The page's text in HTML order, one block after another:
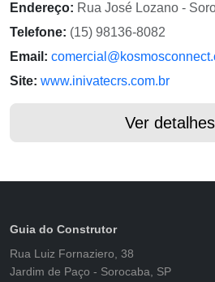
Endereço: Rua José Lozano -
Telefone: (15) 98136-8082
Email:
Site: www.inivatecrs.com.br
Ver detalhes
Guia do Construtor
Rua Luiz Fornaziero, 38
Jardim de Paço - Sorocaba, SP